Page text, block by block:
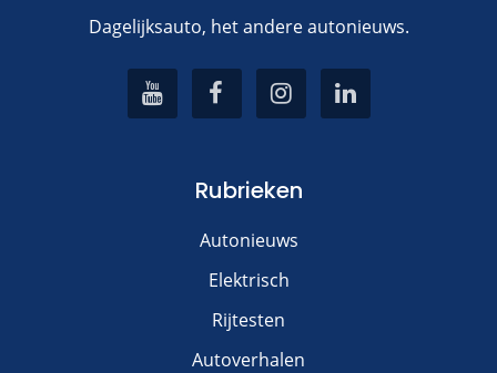
Dagelijksauto, het andere autonieuws.
Rubrieken
Autonieuws
Elektrisch
Rijtesten
Autoverhalen